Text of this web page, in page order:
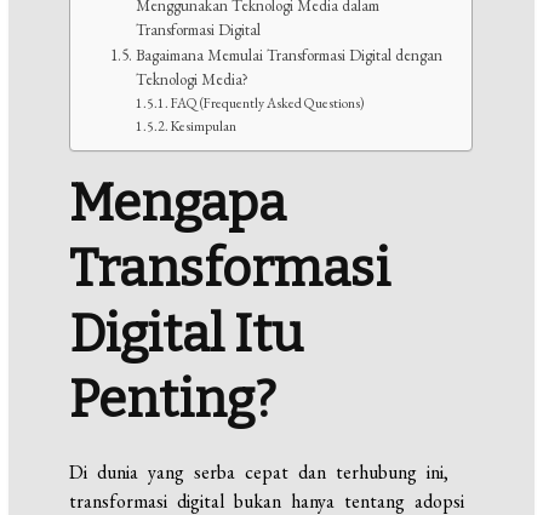
Menggunakan Teknologi Media dalam
Transformasi Digital
Bagaimana Memulai Transformasi Digital dengan
Teknologi Media?
FAQ (Frequently Asked Questions)
Kesimpulan
Mengapa
Transformasi
Digital Itu
Penting?
Di dunia yang serba cepat dan terhubung ini,
transformasi digital bukan hanya tentang adopsi